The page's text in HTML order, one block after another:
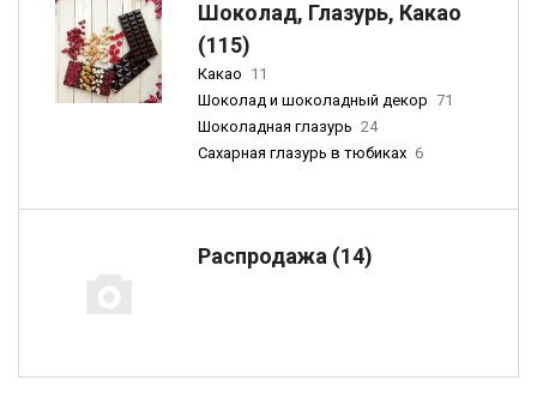
Шоколад, Глазурь, Какао
(115)
Какао 11
Шоколад и шоколадный декор 71
Шоколадная глазурь 24
Сахарная глазурь в тюбиках 6
Распродажа (14)